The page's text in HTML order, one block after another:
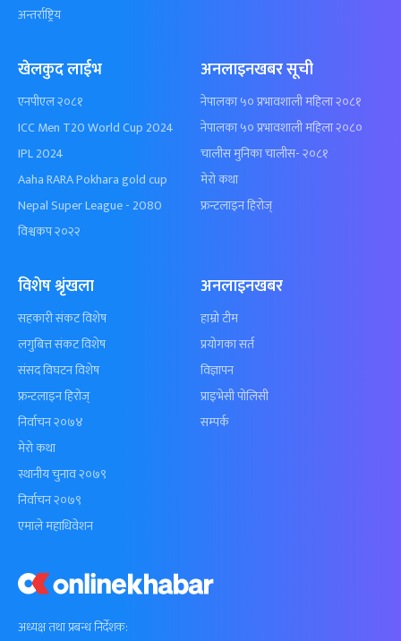
अध्यक्ष तथा प्रबन्ध निर्देशक:
अन्तर्राष्ट्रिय
खेलकुद लाईभ
एनपीएल २०८१
ICC Men T20 World Cup 2024
IPL 2024
Aaha RARA Pokhara gold cup
Nepal Super League - 2080
विश्वकप २०२२
अनलाइनखबर सूची
नेपालका ५० प्रभावशाली महिला २०८१
नेपालका ५० प्रभावशाली महिला २०८०
चालीस मुनिका चालीस- २०८१
मेरो कथा
फ्रन्टलाइन हिरोज्
विशेष श्रृंखला
सहकारी संकट विशेष
लगुबित्त संकट विशेष
संसद विघटन विशेष
फ्रन्टलाइन हिरोज्
निर्वाचन २०७४
मेरो कथा
स्थानीय चुनाव २०७९
निर्वाचन २०७९
एमाले महाधिवेशन
अनलाइनखबर
हाम्रो टीम
प्रयोगका सर्त
विज्ञापन
प्राइभेसी पोलिसी
सम्पर्क